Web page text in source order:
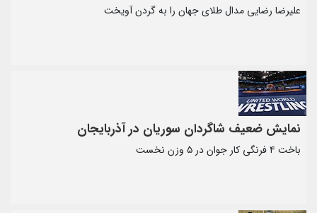
علیرضا رضایی مدال طلای جهان را به گردن آویخت
نمایش ضعیف شاگردان سوریان در آذربایجان
باخت ۴ فرنگی کار جوان در ۵ وزن نخست